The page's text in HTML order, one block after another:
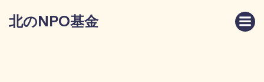
北のNPO基金